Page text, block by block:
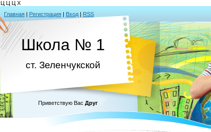
Ц Ц Ц Х
Главная | Регистрация | Вход | RSS
Школа № 1
ст. Зеленчукской
Приветствую Вас Друг